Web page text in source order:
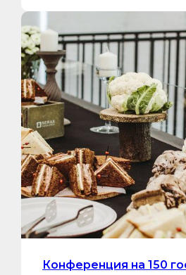
Конференция на 150